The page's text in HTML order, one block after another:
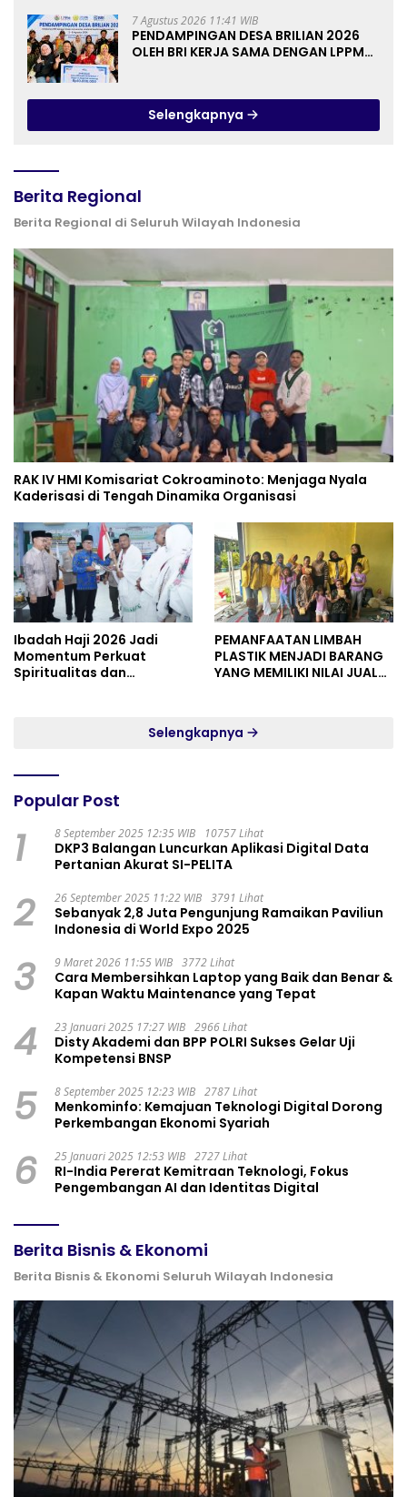
7 Agustus 2026 11:41 WIB
PENDAMPINGAN DESA BRILIAN 2026
OLEH BRI KERJA SAMA DENGAN LPPM
Selengkapnya
Berita Regional
Berita Regional di Seluruh Wilayah Indonesia
RAK IV HMI Komisariat Cokroaminoto: Menjaga Nyala
Kaderisasi di Tengah Dinamika Organisasi
Ibadah Haji 2026 Jadi
Momentum Perkuat
Spiritualitas dan
PEMANFAATAN LIMBAH
PLASTIK MENJADI BARANG
YANG MEMILIKI NILAI JUAL
Selengkapnya
Popular Post
1 8 September 2025 12:35 WIB 10757 Lihat
DKP3 Balangan Luncurkan Aplikasi Digital Data
Pertanian Akurat SI-PELITA
2 26 September 2025 11:22 WIB 3791 Lihat
Sebanyak 2,8 Juta Pengunjung Ramaikan Paviliun
Indonesia di World Expo 2025
3 9 Maret 2026 11:55 WIB 3772 Lihat
Cara Membersihkan Laptop yang Baik dan Benar &
Kapan Waktu Maintenance yang Tepat
4 23 Januari 2025 17:27 WIB 2966 Lihat
Disty Akademi dan BPP POLRI Sukses Gelar Uji
Kompetensi BNSP
5 8 September 2025 12:23 WIB 2787 Lihat
Menkominfo: Kemajuan Teknologi Digital Dorong
Perkembangan Ekonomi Syariah
6 25 Januari 2025 12:53 WIB 2727 Lihat
RI-India Pererat Kemitraan Teknologi, Fokus
Pengembangan AI dan Identitas Digital
Berita Bisnis & Ekonomi
Berita Bisnis & Ekonomi Seluruh Wilayah Indonesia